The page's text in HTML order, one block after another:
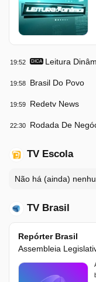
19:52 DICA Leitura
19:58 Brasil Do Povo
19:59 Redetv News
22:30 Rodada De
TV Escola
Não há (ainda)
TV Brasil
Repórter Brasil